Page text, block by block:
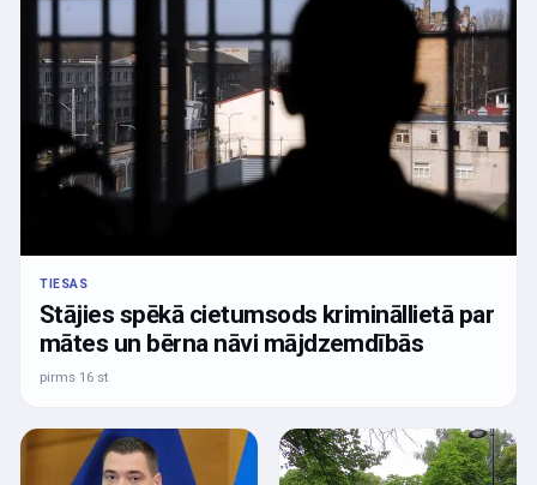
TIESAS
Stājies spēkā cietumsods krimināllietā par
mātes un bērna nāvi mājdzemdībās
pirms 16 st